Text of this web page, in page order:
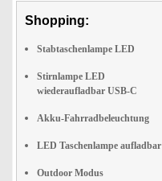
Shopping:
Stabtaschenlampe LED
Stirnlampe LED
wiederaufladbar USB-C
Akku-Fahrradbeleuchtung
LED Taschenlampe aufladbar
Outdoor Modus